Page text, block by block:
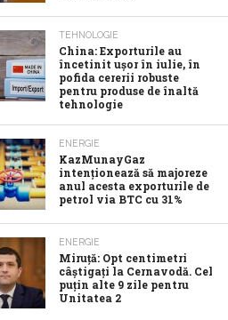
TEHNOLOGIE
China: Exporturile au
încetinit ușor în iulie, în
pofida cererii robuste
pentru produse de înaltă
tehnologie
ENERGIE
KazMunayGaz
intenționează să majoreze
anul acesta exporturile de
petrol via BTC cu 31%
ENERGIE
Miruță: Opt centimetri
câștigați la Cernavodă. Cel
puțin alte 9 zile pentru
Unitatea 2